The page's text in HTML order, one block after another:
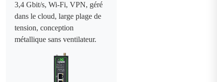
3,4 Gbit/s, Wi-Fi, VPN, géré
dans le cloud, large plage de
tension, conception
métallique sans ventilateur.